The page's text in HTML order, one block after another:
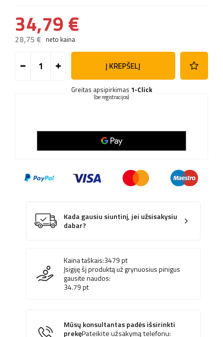
34,79 €
28,75 € neto kaina
Į KREPŠELĮ
Greitas apsipirkimas 1-Click
(be registracijos)
Kada gausiu siuntinį, jei užsisakysiu
dabar?
Kaina taškais:3479pt
Įsigiję šį produktą už grynuosius pinigus
gausite naudos:
34.79pt
Mūsų konsultantas padės išsirinkti
prekęPateikite užsakymą telefonu: